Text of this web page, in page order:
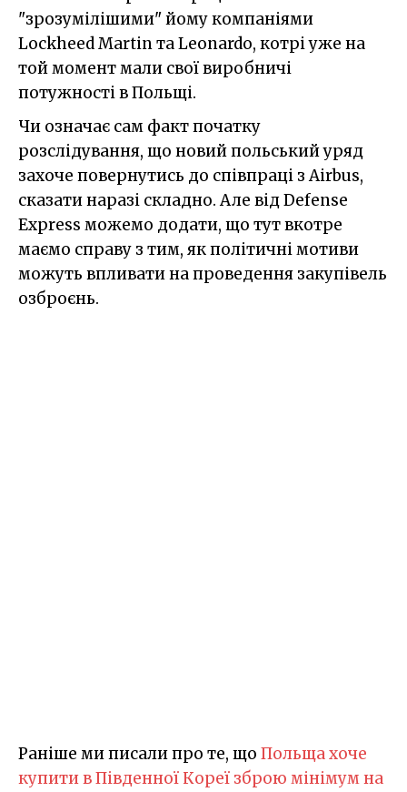
"зрозумілішими" йому компаніями
Lockheed Martin та Leonardo, котрі уже на
той момент мали свої виробничі
потужності в Польщі.
Чи означає сам факт початку
розслідування, що новий польський уряд
захоче повернутись до співпраці з Airbus,
сказати наразі складно. Але від Defense
Express можемо додати, що тут вкотре
маємо справу з тим, як політичні мотиви
можуть впливати на проведення закупівель
озброєнь.
Раніше ми писали про те, що Польща хоче
купити в Південної Кореї зброю мінімум на